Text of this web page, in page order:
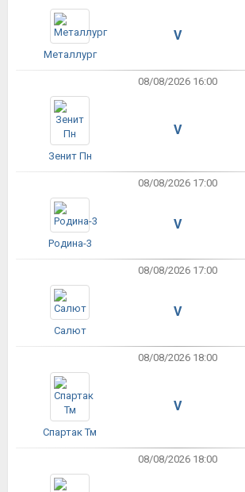
Металлург
V
08/08/2026 16:00
Зенит Пн
V
08/08/2026 17:00
Родина-3
V
08/08/2026 17:00
Салют
V
08/08/2026 18:00
Спартак Тм
V
08/08/2026 18:00